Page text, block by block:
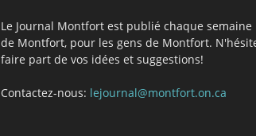
Le Journal Montfort est publié chaque semaine
de Montfort, pour les gens de Montfort.
faire part de vos idées et suggestions!
Contactez-nous: lejournal@montfort.on.ca